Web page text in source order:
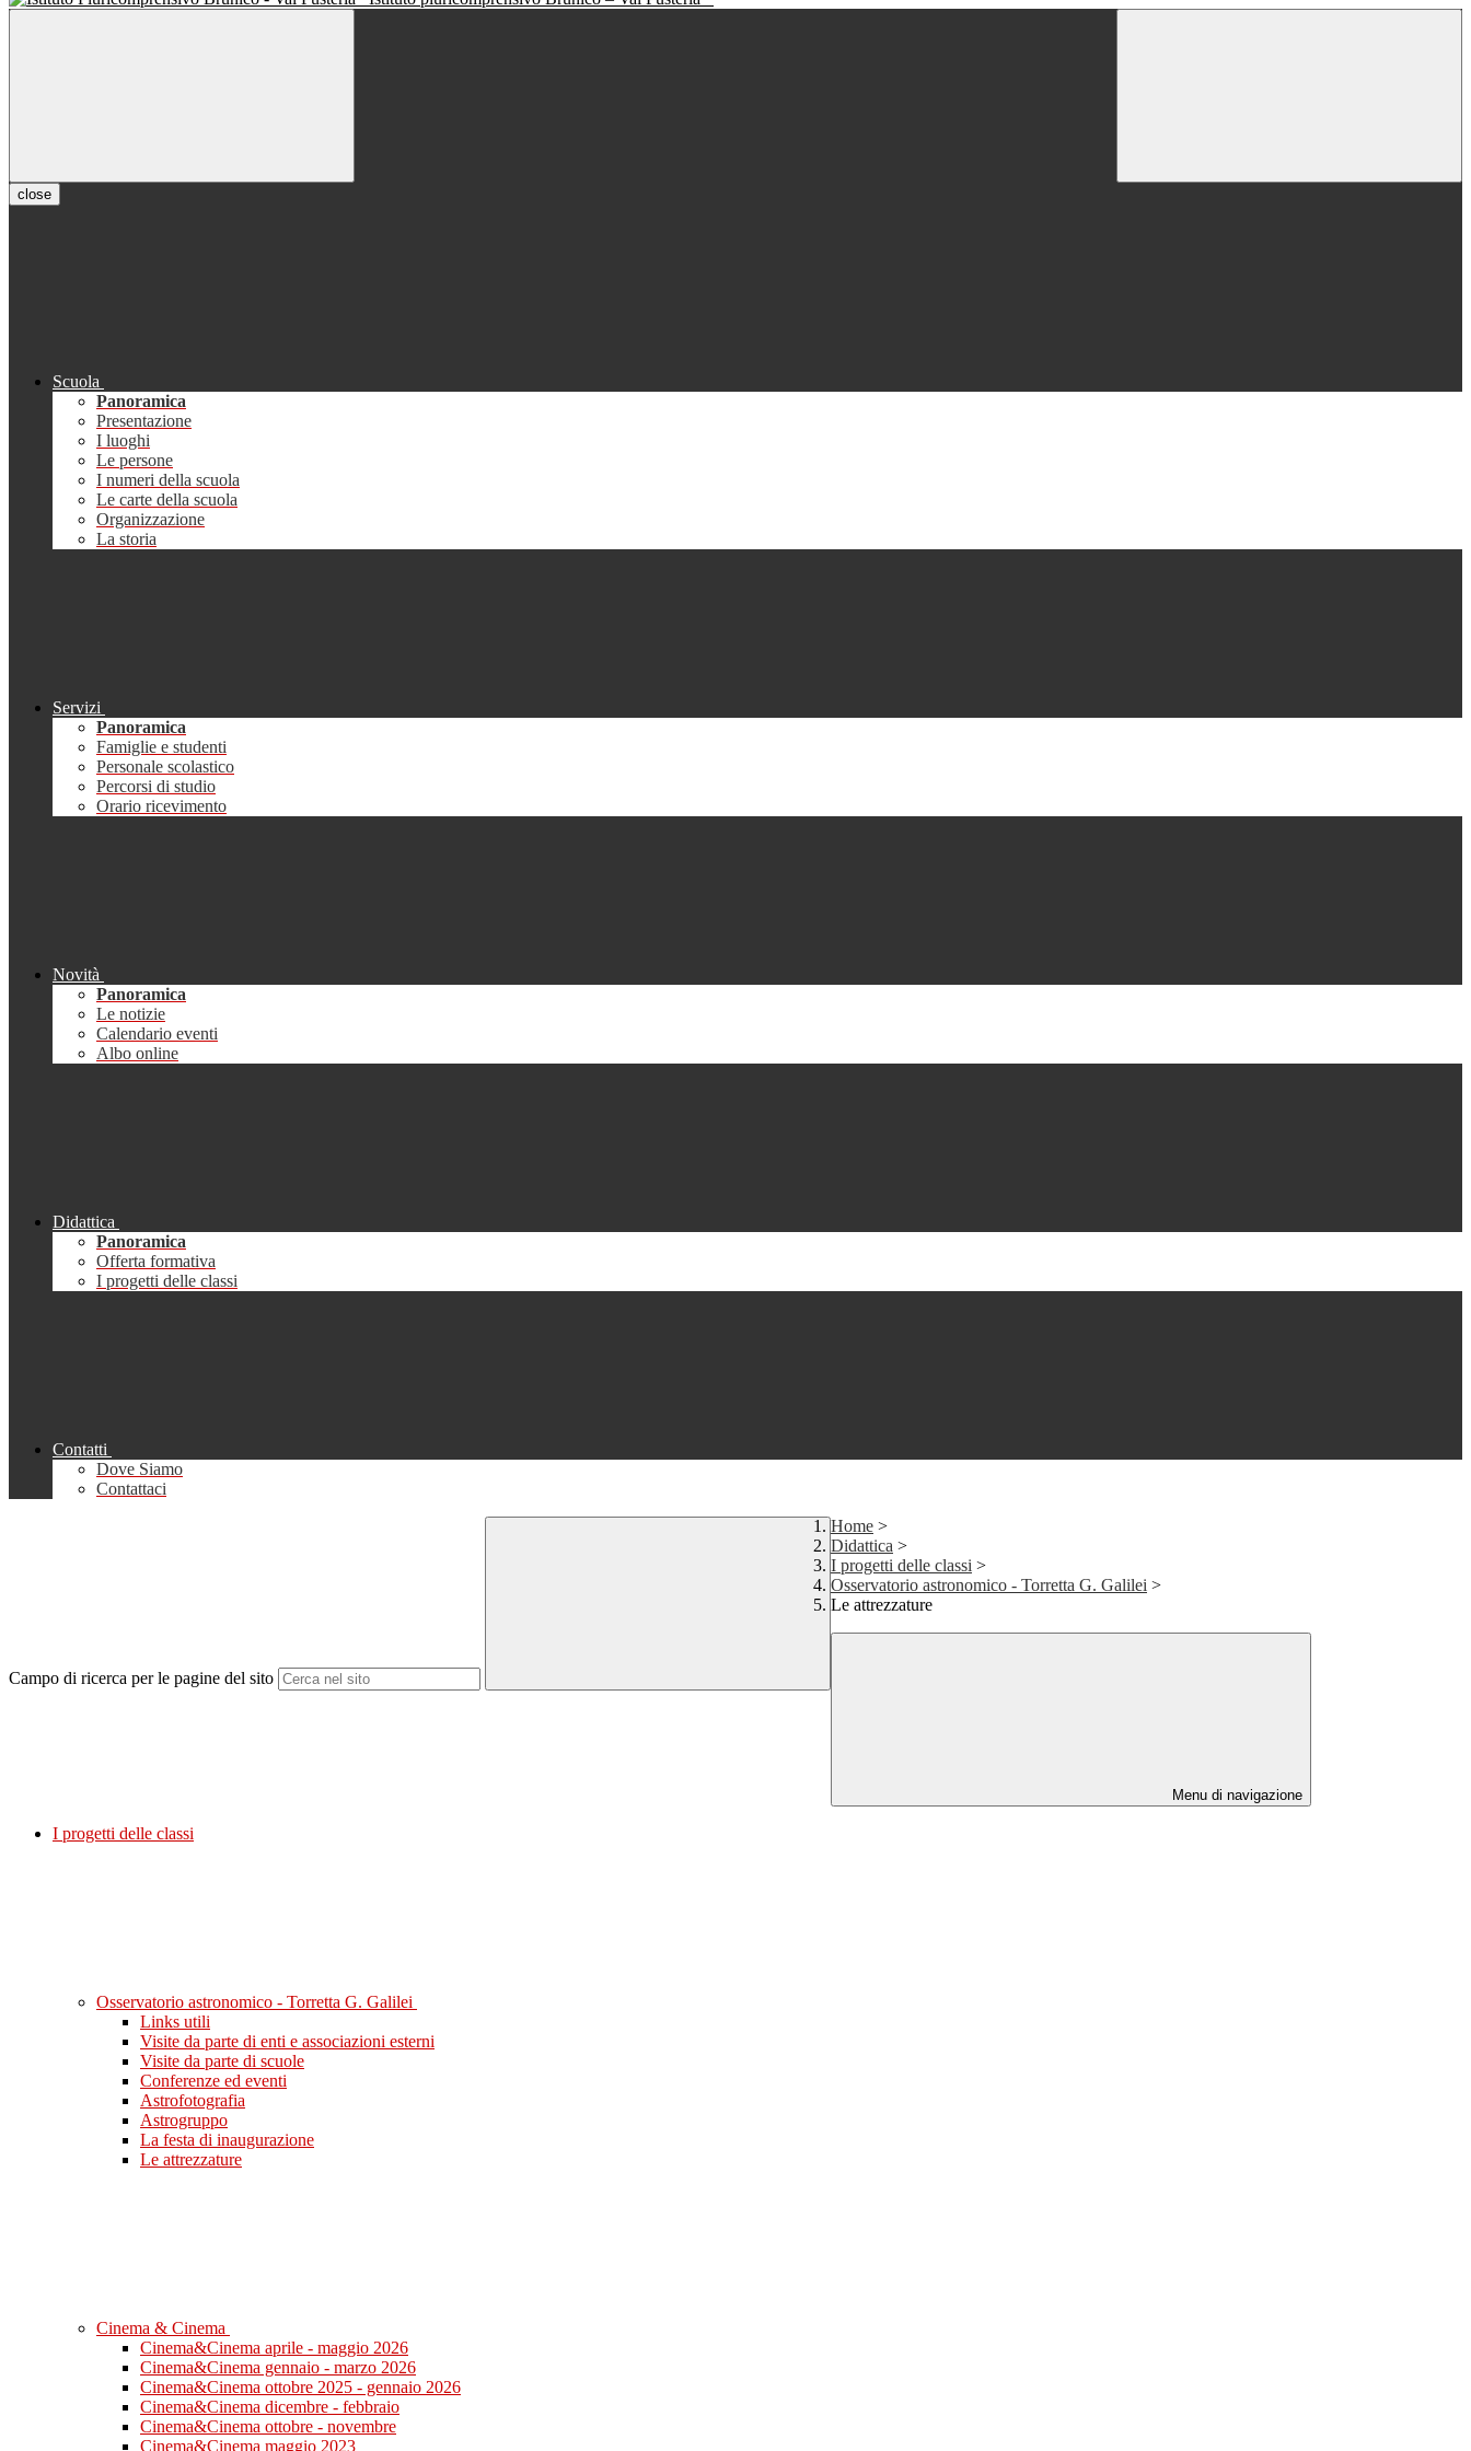
close
Scuola
Panoramica
Presentazione
I luoghi
Le persone
I numeri della scuola
Le carte della scuola
Organizzazione
La storia
Servizi
Panoramica
Famiglie e studenti
Personale scolastico
Percorsi di studio
Orario ricevimento
Novità
Panoramica
Le notizie
Calendario eventi
Albo online
Didattica
Panoramica
Offerta formativa
I progetti delle classi
Contatti
Dove Siamo
Contattaci
Campo di ricerca per le pagine del sito
Home >
Didattica >
I progetti delle classi >
Osservatorio astronomico - Torretta G. Galilei >
Le attrezzature
Menu di navigazione
I progetti delle classi
Osservatorio astronomico - Torretta G. Galilei
Links utili
Visite da parte di enti e associazioni esterni
Visite da parte di scuole
Conferenze ed eventi
Astrofotografia
Astrogruppo
La festa di inaugurazione
Le attrezzature
Cinema & Cinema
Cinema&Cinema aprile - maggio 2026
Cinema&Cinema gennaio - marzo 2026
Cinema&Cinema ottobre 2025 - gennaio 2026
Cinema&Cinema dicembre - febbraio
Cinema&Cinema ottobre - novembre
Cinema&Cinema maggio 2023